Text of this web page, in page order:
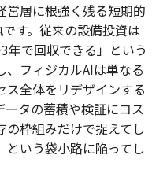
営層に根強く残る短期的
す。従来の設備投資は
年で回収できる」という
フィジカルAIは単なる
ス全体をリデザインする
タの蓄積や検証にコス
の枠組みだけで捉えてし
という袋小路に陥ってし